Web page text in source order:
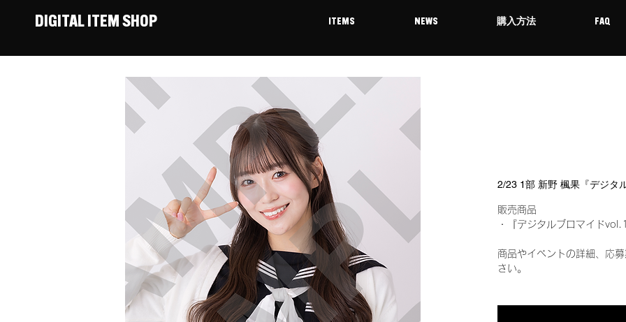
DIGITAL ITEM SHOP ITEMS NEWS 購入方法 FAQ
2/23 1部 新野 楓果『デジタ
販売商品
・『デジタルブロマイド
商品やイベントの詳細、応
さい。